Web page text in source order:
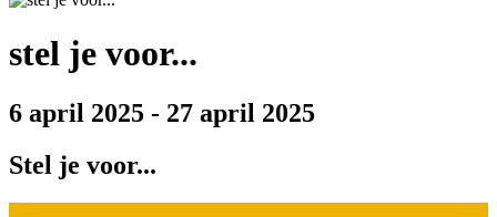
stel je voor...
6 april 2025 - 27 april 2025
Stel je voor...